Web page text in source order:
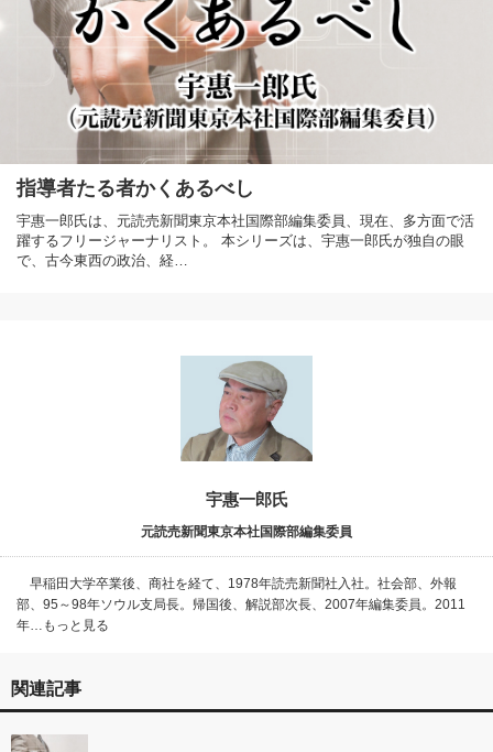
指導者たる者かくあるべし
宇惠一郎氏は、元読売新聞東京本社国際部編集委員、現在、多方面で活
躍するフリージャーナリスト。 本シリーズは、宇惠一郎氏が独自の眼
で、古今東西の政治、経…
宇惠一郎氏
元読売新聞東京本社国際部編集委員
早稲田大学卒業後、商社を経て、1978年読売新聞社入社。社会部、外報
部、95～98年ソウル支局長。帰国後、解説部次長、2007年編集委員。2011
年…もっと見る
関連記事